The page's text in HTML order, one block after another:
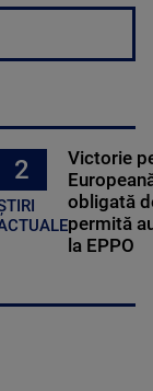
2
Victorie
obligată
permită
la EPPO